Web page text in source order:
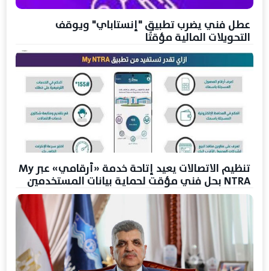
عطل فني يضرب تطبيق "إنستاباي" ويوقف
التحويلات المالية مؤقتًا
تنظيم الاتصالات يعيد إتاحة خدمة «أرقامي» عبر My
NTRA بحل فني مؤقت لحماية بيانات المستخدمين